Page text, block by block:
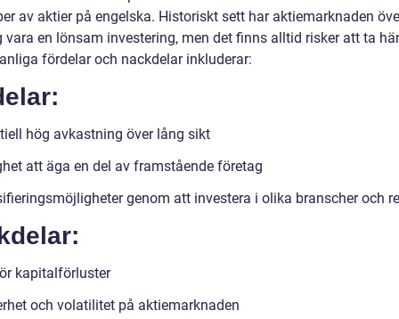
av aktier på engelska. Historiskt sett har aktiemarknaden
vara en lönsam investering, men det finns alltid risker att ta
fördelar och nackdelar inkluderar:
hög avkastning över lång sikt
att äga en del av framstående företag
genom att investera i olika branscher och
kapitalförluster
och volatilitet på aktiemarknaden